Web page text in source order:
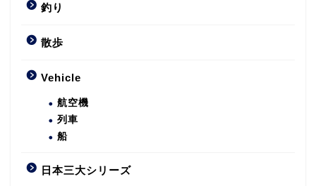
釣り
散歩
Vehicle
航空機
列車
船
日本三大シリーズ